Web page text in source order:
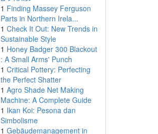
1 Finding Massey Ferguson
Parts in Northern Irela...
1 Check It Out: New Trends in
Sustainable Style
1 Honey Badger 300 Blackout
: A Small Arms' Punch
1 Critical Pottery: Perfecting
the Perfect Shatter
1 Agro Shade Net Making
Machine: A Complete Guide
1 Ikan Koi: Pesona dan
Simbolisme
1 Gebäudemanagement in